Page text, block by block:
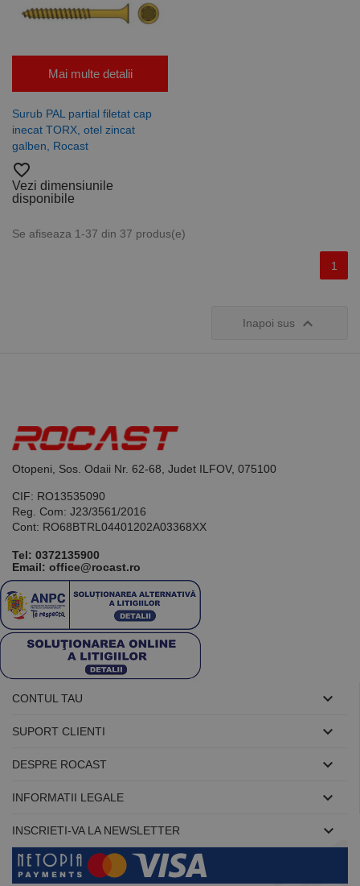
Mai multe detalii
Surub PAL partial filetat cap
inecat TORX, otel zincat
galben, Rocast
favorite_border
Vezi dimensiunile
disponibile
Se afiseaza 1-37 din 37 produs(e)
1
Inapoi sus 
Otopeni, Sos. Odaii Nr. 62-68, Judet ILFOV, 075100
CIF: RO13535090
Reg. Com: J23/3561/2016
Cont: RO68BTRL04401202A03368XX
Tel: 0372135900
Email: office@rocast.ro
CONTUL TAU 
SUPORT CLIENTI 
DESPRE ROCAST 
INFORMATII LEGALE 
INSCRIETI-VA LA NEWSLETTER 